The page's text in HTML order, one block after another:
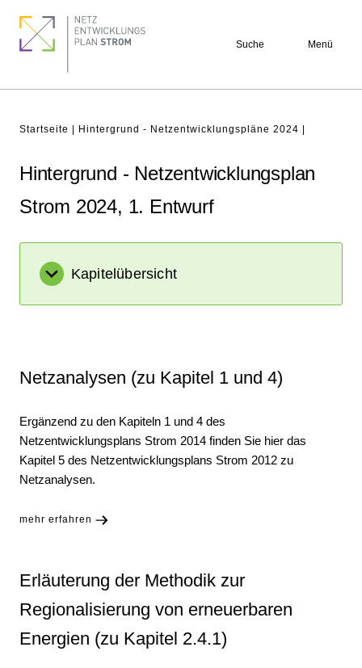
zum
Inhalt
Suche Menü
Pfadnavigation
Startseite Hintergrund - Netzentwicklungspläne 2024
Hintergrund - Netzentwicklungsplan
Strom 2024, 1. Entwurf
Kapitelübersicht
(zu Kapitel 2.4.1)
Szenario (zu Kapitel 2.4.2)
Das Optimierungsverfahren (zu Kapitel 3.1)
Energiesalden ausgewählter europäischer
Regionen je Szenario (zu Kapitel 3.2.1)
Kapitel 3.2.3)
einen stabilen Netzbetrieb (zu Kapitel 4.4.2)
Vorgehensweise zur Bestimmung der
Netzanalysen (zu Kapitel 1 und 4)
Ergänzend zu den Kapiteln 1 und 4 des
Netzentwicklungsplans Strom 2014 finden Sie hier das
Kapitel 5 des Netzentwicklungsplans Strom 2012 zu
Netzanalysen.
mehr erfahren
Erläuterung der Methodik zur
Regionalisierung von erneuerbaren
Energien (zu Kapitel 2.4.1)
quick
links